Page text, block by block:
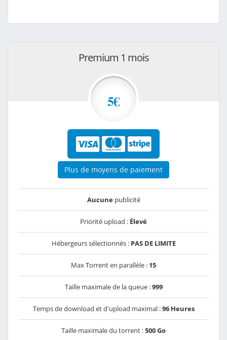
Premium 1 mois
5€
Plus de moyens de paiement
Aucunepublicité
Priorité upload : Élevé
Hébergeurs sélectionnés : PAS DE LIMITE
Max Torrent en parallèle : 15
Taille maximale de la queue :999
Temps de download et d'upload maximal :96 Heures
Taille maximale du torrent :500 Go